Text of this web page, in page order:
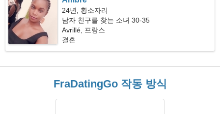
24년, 황소자리
남자 친구를 찾는 소녀 30-35
Avrillé, 프랑스
결혼
FraDatingGo 작동 방식